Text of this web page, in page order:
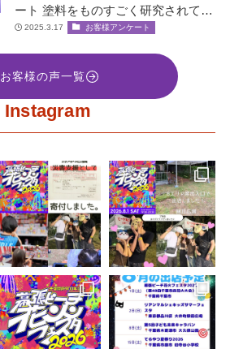
ート 塗料をものすごく研究されてい
て、お客様の大事な家を守ると言う
2025.3.17 お客様アンケート
お客様の声一覧
Instagram